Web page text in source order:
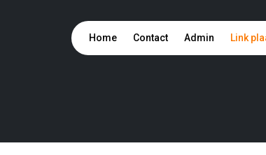
Home Contact Admin Link